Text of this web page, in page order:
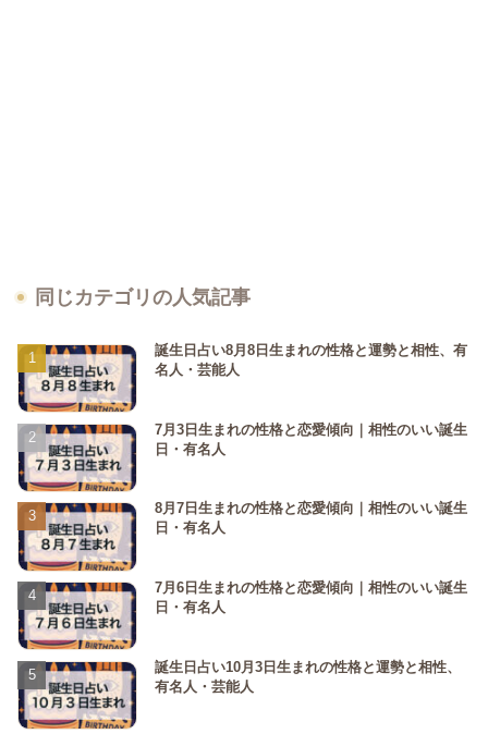
同じカテゴリの人気記事
誕生日占い8月8日生まれの性格と運勢と相性、有
名人・芸能人
7月3日生まれの性格と恋愛傾向｜相性のいい誕生
日・有名人
8月7日生まれの性格と恋愛傾向｜相性のいい誕生
日・有名人
7月6日生まれの性格と恋愛傾向｜相性のいい誕生
日・有名人
誕生日占い10月3日生まれの性格と運勢と相性、
有名人・芸能人